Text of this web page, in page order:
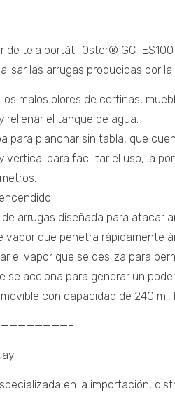
de tela portátil Oster®
las arrugas producidas por la
malos olores de cortinas,
rellenar el tanque de agua.
para planchar sin tabla, que
vertical para facilitar el uso, la
arrugas diseñada para atacar
vapor que penetra rápidamente
el vapor que se desliza para
se acciona para generar un
con capacidad de 240
en la importación,